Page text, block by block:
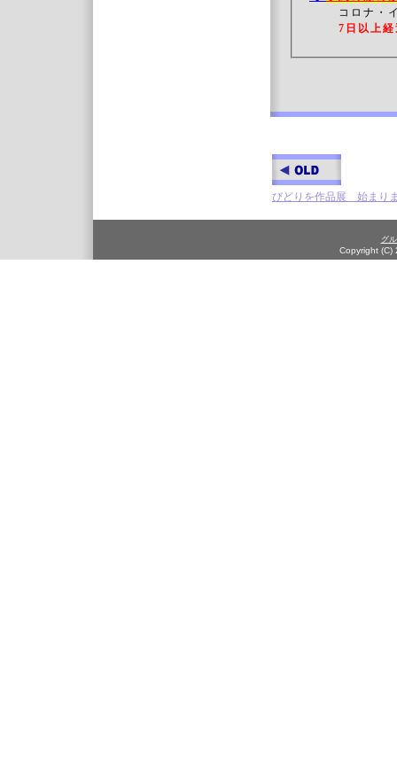
コロナ・
7日以上
びどりを作品展 始まり
グ
Copyright (C)